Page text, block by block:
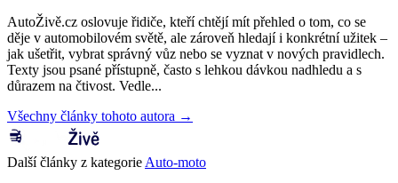
AutoŽivě.cz oslovuje řidiče, kteří chtějí mít přehled o tom, co se
děje v automobilovém světě, ale zároveň hledají i konkrétní užitek –
jak ušetřit, vybrat správný vůz nebo se vyznat v nových pravidlech.
Texty jsou psané přístupně, často s lehkou dávkou nadhledu a s
důrazem na čtivost. Vedle...
Všechny články tohoto autora →
Další články z kategorie Auto-moto